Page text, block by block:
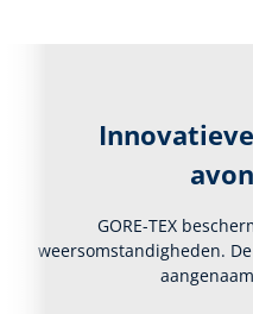
GORE-TEX
weersomstandigheden.